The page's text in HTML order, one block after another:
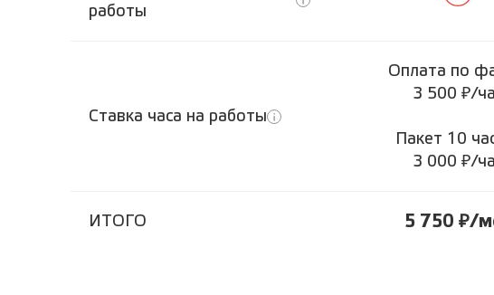
работы
Ставка часа на работы
Оплата по
3 500 ₽/
Пакет 10
3 000 ₽/
ИТОГО 5 750 ₽/